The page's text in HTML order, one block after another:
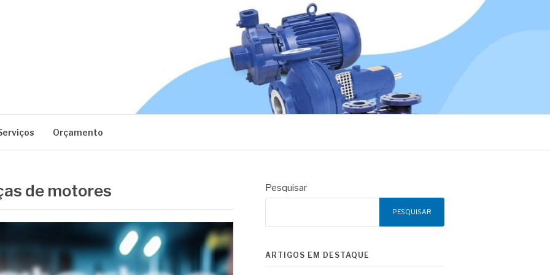
Orçamento
de motores Pesquisar
PESQUISAR
ARTIGOS EM DESTAQUE